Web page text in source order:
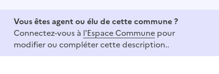
f
Vous êtes agent ou élu de cette commune ?
Connectez-vous à l'Espace Commune pour
modifier ou compléter cette description..